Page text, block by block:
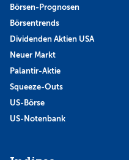
Börsen-Prognosen
Börsentrends
Dividenden Aktien USA
Neuer Markt
Palantir-Aktie
Squeeze-Outs
US-Börse
US-Notenbank